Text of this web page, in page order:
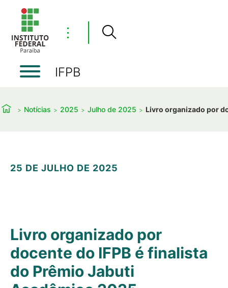
⋮
IFPB
Notícias 2025 Julho de 2025 Livro organizado por
25 DE JULHO DE 2025
Livro organizado por
docente do IFPB é finalista
do Prêmio Jabuti